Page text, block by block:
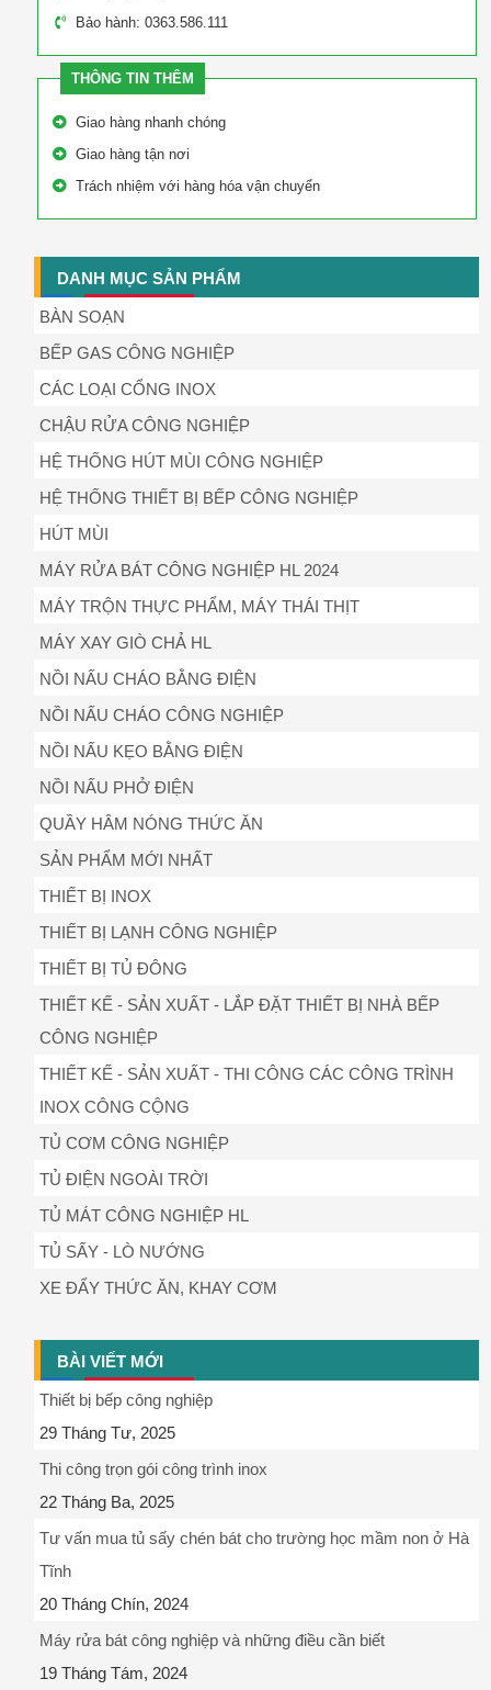
Bảo hành: 0363.586.111
THÔNG TIN THÊM
Giao hàng nhanh chóng
Giao hàng tận nơi
Trách nhiệm với hàng hóa vận chuyển
DANH MỤC SẢN PHẨM
BÀN SOẠN
BẾP GAS CÔNG NGHIỆP
CÁC LOẠI CỔNG INOX
CHẬU RỬA CÔNG NGHIỆP
HỆ THỐNG HÚT MÙI CÔNG NGHIỆP
HỆ THỐNG THIẾT BỊ BẾP CÔNG NGHIỆP
HÚT MÙI
MÁY RỬA BÁT CÔNG NGHIỆP HL 2024
MÁY TRỘN THỰC PHẨM, MÁY THÁI THỊT
MÁY XAY GIÒ CHẢ HL
NỒI NẤU CHÁO BẰNG ĐIỆN
NỒI NẤU CHÁO CÔNG NGHIỆP
NỒI NẤU KẸO BẰNG ĐIỆN
NỒI NẤU PHỞ ĐIỆN
QUẦY HÂM NÓNG THỨC ĂN
SẢN PHẨM MỚI NHẤT
THIẾT BỊ INOX
THIẾT BỊ LẠNH CÔNG NGHIỆP
THIẾT BỊ TỦ ĐÔNG
THIẾT KẾ - SẢN XUẤT - LẮP ĐẶT THIẾT BỊ NHÀ BẾP
CÔNG NGHIỆP
THIẾT KẾ - SẢN XUẤT - THI CÔNG CÁC CÔNG TRÌNH
INOX CÔNG CỘNG
TỦ CƠM CÔNG NGHIỆP
TỦ ĐIỆN NGOÀI TRỜI
TỦ MÁT CÔNG NGHIỆP HL
TỦ SẤY - LÒ NƯỚNG
XE ĐẨY THỨC ĂN, KHAY CƠM
BÀI VIẾT MỚI
Thiết bị bếp công nghiệp
29 Tháng Tư, 2025
Thi công trọn gói công trình inox
22 Tháng Ba, 2025
Tư vấn mua tủ sấy chén bát cho trường học mầm non ở Hà
Tĩnh
20 Tháng Chín, 2024
Máy rửa bát công nghiệp và những điều cần biết
19 Tháng Tám, 2024